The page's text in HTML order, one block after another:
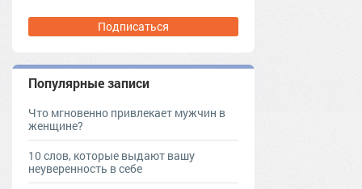
Подписаться
Популярные записи
Что мгновенно привлекает мужчин в
женщине?
10 слов, которые выдают вашу
неуверенность в себе